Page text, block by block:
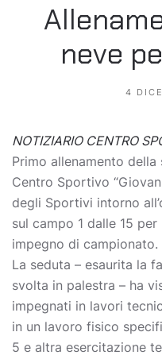
neve
4
NOTIZIARIO CENTRO
Primo allenamento
Centro Sportivo
degli Sportivi intorno
sul campo 1 dalle 15
impegno di campionato.
La seduta – esaurita la
svolta in palestra – ha
impegnati in lavori
in un lavoro fisico
5 e altra esercitazione